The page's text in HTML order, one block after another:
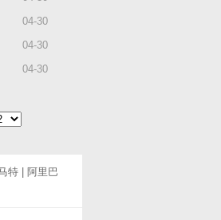
04-30
04-30
04-30
特
阿里巴